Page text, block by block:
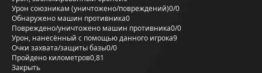
Урон союзникам (уничтожено/повреждений)0/0
Обнаружено машин противника0
Повреждено/уничтожено машин противника0/0
Урон, нанесённый с помощью данного игрока9
Очки захвата/защиты базы0/0
Пройдено километров0,81
Закрыть